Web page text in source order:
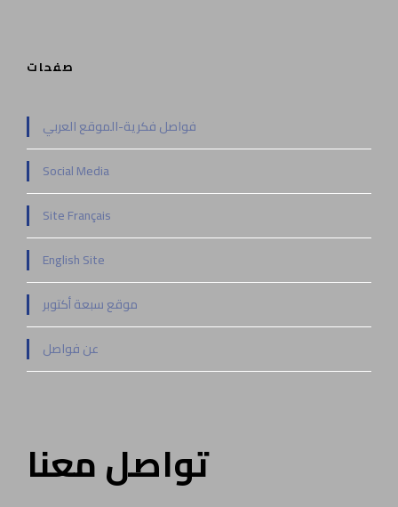
صفحات
فواصل فكرية-الموقع العربي
Social Media
Site Français
English Site
موقع سبعة أكتوبر
عن فواصل
تواصل معنا